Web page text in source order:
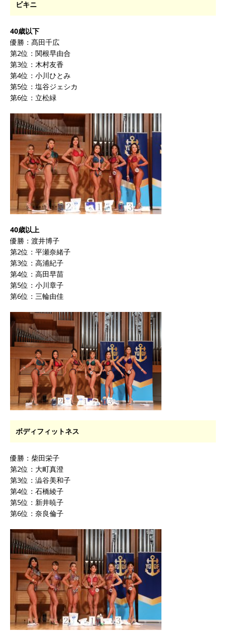
ビキニ
40歳以下
優勝：髙田千広
第2位：関根早由合
第3位：木村友香
第4位：小川ひとみ
第5位：塩谷ジェシカ
第6位：立松緑
40歳以上
優勝：渡井博子
第2位：平瀬奈緒子
第3位：高浦紀子
第4位：高田早苗
第5位：小川章子
第6位：三輪由佳
ボディフィットネス
優勝：柴田栄子
第2位：大町真澄
第3位：澁谷美和子
第4位：石橋綾子
第5位：新井暁子
第6位：奈良倫子